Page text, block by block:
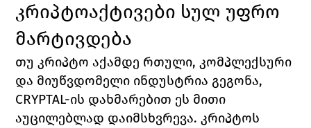
კრიპტოაქტივები სულ უფრო
მარტივდება
თუ კრიპტო აქამდე რთული, კომპლექსური
CRYPTAL-ის დახმარებით ეს მითი
აუცილებლად დაიმსხვრევა. კრიპტოს